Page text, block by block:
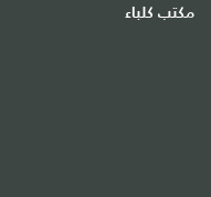
مكتب كلباء